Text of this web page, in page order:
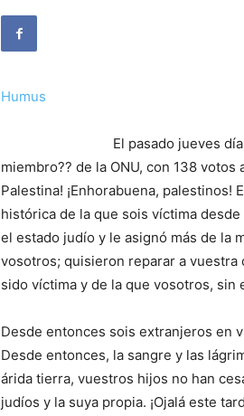
Humus
El pasado jueves
miembro?? de la ONU, con 138 votos
Palestina! ¡Enhorabuena,
histórica de la que sois víctima
el estado judío y le asignó más de la
vosotros; quisieron reparar a vuestra
sido víctima y de la que vosotros,
Desde entonces sois extranjeros en
Desde entonces, la sangre y las
árida tierra, vuestros hijos no han
judíos y la suya propia. ¡Ojalá este